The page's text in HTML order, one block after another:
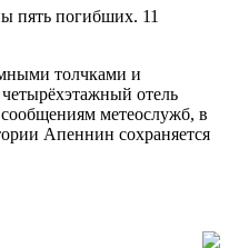
пять погибших. 11
толчками и
отель
метеослужб, в
Апеннин сохраняется